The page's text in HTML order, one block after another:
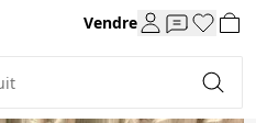
Vendre